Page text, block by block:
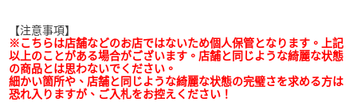
【注意事項】
※こちらは店舗などのお店ではないため個人保管となります。上記
以上のことがある場合がございます。店舗と同じような綺麗な状態
の商品とは思わないでください。
細かい箇所や、店舗と同じような綺麗な状態の完璧さを求める方は
恐れ入りますが、ご入札をお控えください！